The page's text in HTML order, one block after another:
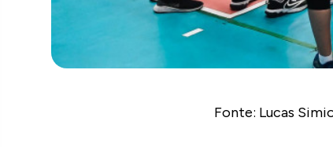
Fonte: Lucas